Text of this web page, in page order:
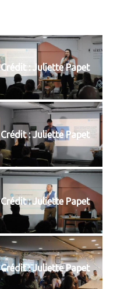
Crédit : Juliette Papet
Crédit : Juliette Papet
Crédit : Juliette Papet
Crédit : Juliette Papet